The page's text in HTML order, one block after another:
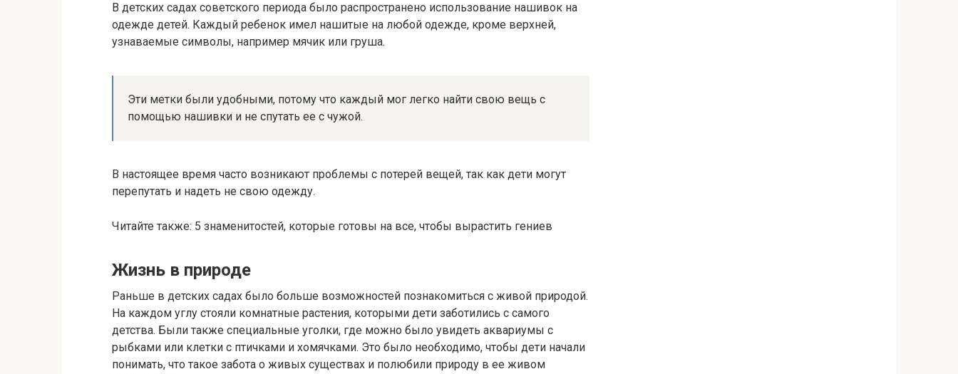
В детских садах советского периода было распространено использование нашивок на
одежде детей. Каждый ребенок имел нашитые на любой одежде, кроме верхней,
узнаваемые символы, например мячик или груша.
Эти метки были удобными, потому что каждый мог легко найти свою вещь с
помощью нашивки и не спутать ее с чужой.
В настоящее время часто возникают проблемы с потерей вещей, так как дети могут
перепутать и надеть не свою одежду.
Читайте также: 5 знаменитостей, которые готовы на все, чтобы вырастить гениев
Жизнь в природе
Раньше в детских садах было больше возможностей познакомиться с живой природой.
На каждом углу стояли комнатные растения, которыми дети заботились с самого
детства. Были также специальные уголки, где можно было увидеть аквариумы с
рыбками или клетки с птичками и хомячками. Это было необходимо, чтобы дети начали
понимать, что такое забота о живых существах и полюбили природу в ее живом